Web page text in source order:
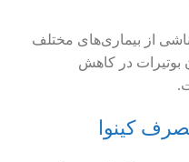
از بیماری‌های مختلف
بوتیرات در کاهش
کینوا